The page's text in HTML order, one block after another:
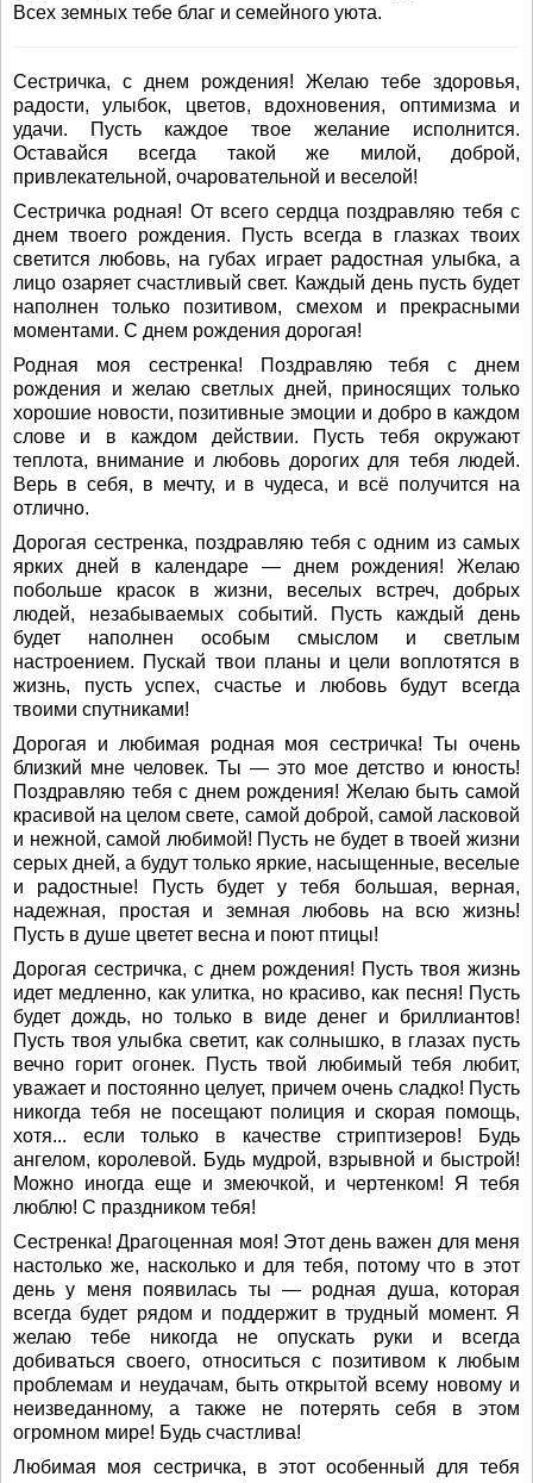
Всех земных тебе благ и семейного уюта.
Сестричка, с днем рождения! Желаю тебе здоровья,
радости, улыбок, цветов, вдохновения, оптимизма и
удачи. Пусть каждое твое желание исполнится.
Оставайся всегда такой же милой, доброй,
привлекательной, очаровательной и веселой!
Сестричка родная! От всего сердца поздравляю тебя с
днем твоего рождения. Пусть всегда в глазках твоих
светится любовь, на губах играет радостная улыбка, а
лицо озаряет счастливый свет. Каждый день пусть будет
наполнен только позитивом, смехом и прекрасными
моментами. С днем рождения дорогая!
Родная моя сестренка! Поздравляю тебя с днем
рождения и желаю светлых дней, приносящих только
хорошие новости, позитивные эмоции и добро в каждом
слове и в каждом действии. Пусть тебя окружают
теплота, внимание и любовь дорогих для тебя людей.
Верь в себя, в мечту, и в чудеса, и всё получится на
отлично.
Дорогая сестренка, поздравляю тебя с одним из самых
ярких дней в календаре — днем рождения! Желаю
побольше красок в жизни, веселых встреч, добрых
людей, незабываемых событий. Пусть каждый день
будет наполнен особым смыслом и светлым
настроением. Пускай твои планы и цели воплотятся в
жизнь, пусть успех, счастье и любовь будут всегда
твоими спутниками!
Дорогая и любимая родная моя сестричка! Ты очень
близкий мне человек. Ты — это мое детство и юность!
Поздравляю тебя с днем рождения! Желаю быть самой
красивой на целом свете, самой доброй, самой ласковой
и нежной, самой любимой! Пусть не будет в твоей жизни
серых дней, а будут только яркие, насыщенные, веселые
и радостные! Пусть будет у тебя большая, верная,
надежная, простая и земная любовь на всю жизнь!
Пусть в душе цветет весна и поют птицы!
Дорогая сестричка, с днем рождения! Пусть твоя жизнь
идет медленно, как улитка, но красиво, как песня! Пусть
будет дождь, но только в виде денег и бриллиантов!
Пусть твоя улыбка светит, как солнышко, в глазах пусть
вечно горит огонек. Пусть твой любимый тебя любит,
уважает и постоянно целует, причем очень сладко! Пусть
никогда тебя не посещают полиция и скорая помощь,
хотя... если только в качестве стриптизеров! Будь
ангелом, королевой. Будь мудрой, взрывной и быстрой!
Можно иногда еще и змеючкой, и чертенком! Я тебя
люблю! С праздником тебя!
Сестренка! Драгоценная моя! Этот день важен для меня
настолько же, насколько и для тебя, потому что в этот
день у меня появилась ты — родная душа, которая
всегда будет рядом и поддержит в трудный момент. Я
желаю тебе никогда не опускать руки и всегда
добиваться своего, относиться с позитивом к любым
проблемам и неудачам, быть открытой всему новому и
неизведанному, а также не потерять себя в этом
огромном мире! Будь счастлива!
Любимая моя сестричка, в этот особенный для тебя